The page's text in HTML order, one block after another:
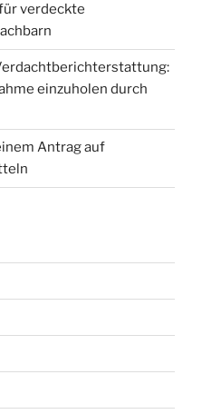
verdeckte
einzuholen durch
Antrag auf